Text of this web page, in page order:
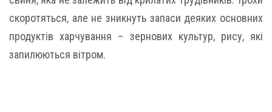
скоротяться, але не зникнуть запаси деяких основних
продуктів харчування – зернових культур, рису, які
запилюються вітром.